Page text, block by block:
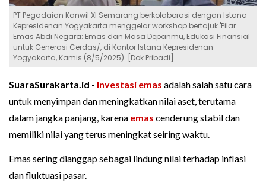
PT Pegadaian Kanwil XI Semarang berkolaborasi dengan Istana
Kepresidenan Yogyakarta menggelar workshop bertajuk 'Pilar
Emas Abdi Negara: Emas dan Masa Depanmu, Edukasi Finansial
untuk Generasi Cerdas/, di Kantor Istana Kepresidenan
Yogyakarta, Kamis (8/5/2025). [Dok Pribadi]
SuaraSurakarta.id - Investasi emas adalah salah satu cara
untuk menyimpan dan meningkatkan nilai aset, terutama
dalam jangka panjang, karena emas cenderung stabil dan
memiliki nilai yang terus meningkat seiring waktu.
Emas sering dianggap sebagai lindung nilai terhadap inflasi
dan fluktuasi pasar.